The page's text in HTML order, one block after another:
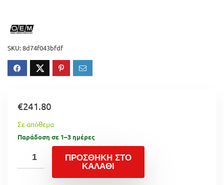
SKU:8d74f043bfdf
€241.80
Σε απόθεμα
Παράδοση σε 1–3 ημέρες
ΠΡΟΣΘΉΚΗ ΣΤΟ
ΚΑΛΆΘΙ